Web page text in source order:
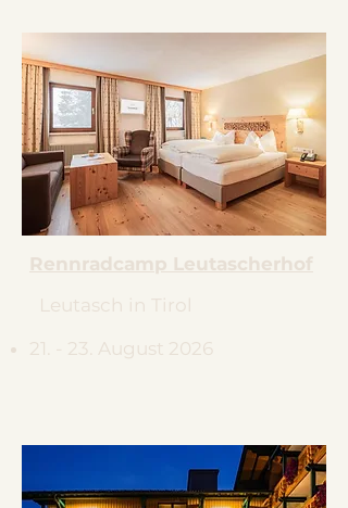
Rennradcamp Leutascherhof
Leutasch in Tirol
21. - 23. August 2026